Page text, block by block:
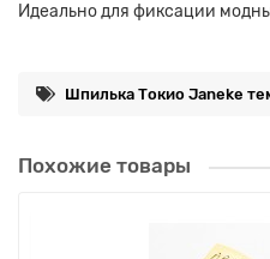
Идеально для фиксации
Шпилька Токио Janeke
Похожие товары